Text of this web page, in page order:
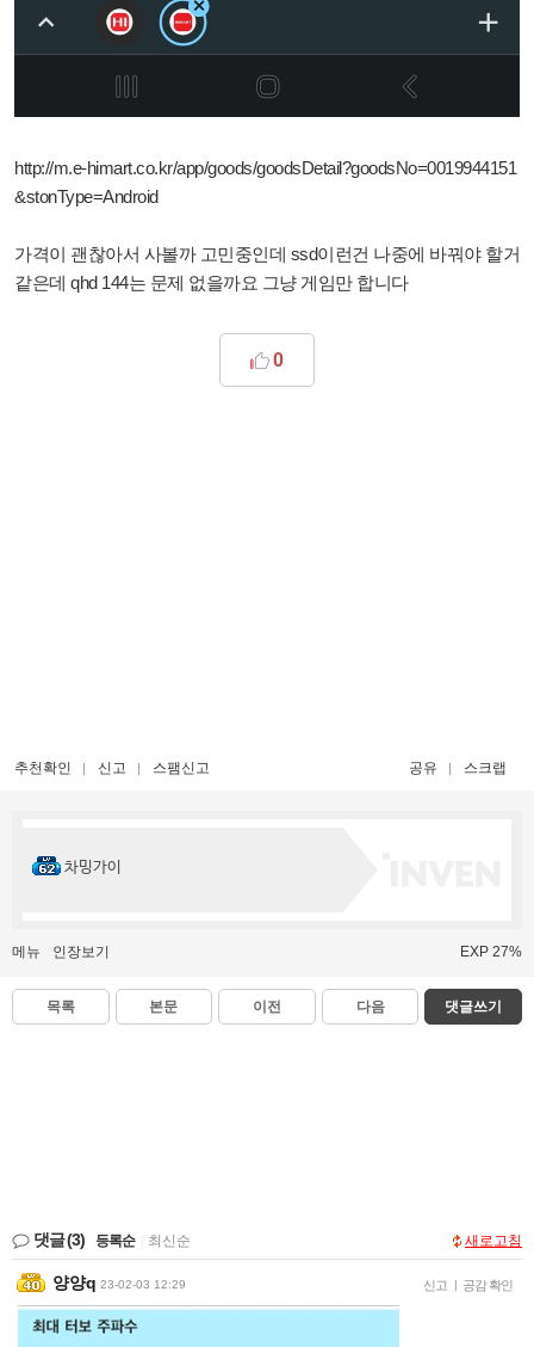
http://m.e-himart.co.kr/app/goods/goodsDetail?goodsNo=0019944151
&stonType=Android
가격이 괜찮아서 사볼까 고민중인데 ssd이런건 나중에 바꿔야 할거
같은데 qhd 144는 문제 없을까요 그냥 게임만 합니다
0
추천확인 신고 스팸신고 공유 스크랩
차밍가이
메뉴 인장보기 EXP 27%
목록 본문 이전 다음 댓글쓰기
댓글(3) 등록순 최신순 새로고침
양양q 23-02-03 12:29 신고 | 공감 확인